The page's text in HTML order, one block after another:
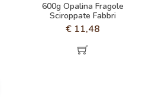
600g Opalina Fragole
Sciroppate Fabbri
€ 11,48